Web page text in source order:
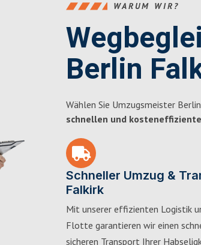
WARUM WIR?
Berlin
Wählen Sie Umzugsmeister
schnellen und
Schneller Umzug &
Falkirk
Mit unserer effizienten Logistik
Flotte garantieren wir einen
sicheren Transport Ihrer